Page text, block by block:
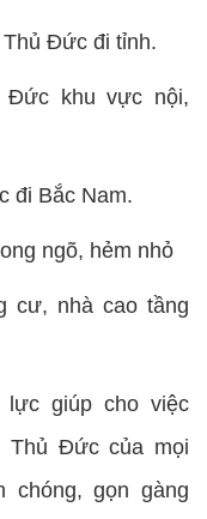
Đức đi tỉnh.
Đức khu vực nội,
đi Bắc Nam.
ngõ, hẻm nhỏ
cư, nhà cao tầng
giúp cho việc
Thủ Đức của mọi
chóng, gọn gàng